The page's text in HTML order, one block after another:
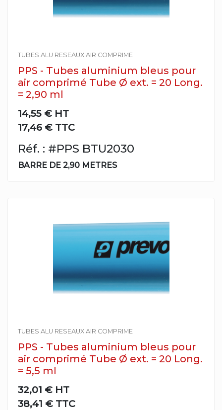
TUBES ALU RESEAUX AIR COMPRIME
PPS - Tubes aluminium bleus pour
air comprimé Tube Ø ext. = 20 Long.
= 2,90 ml
14,55 € HT
17,46 € TTC
Réf. : #PPS BTU2030
BARRE DE 2,90 METRES
TUBES ALU RESEAUX AIR COMPRIME
PPS - Tubes aluminium bleus pour
air comprimé Tube Ø ext. = 20 Long.
= 5,5 ml
32,01 € HT
38,41 € TTC